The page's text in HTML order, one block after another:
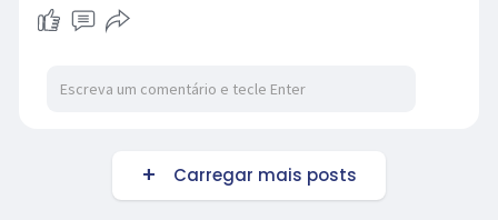
Carregar mais posts